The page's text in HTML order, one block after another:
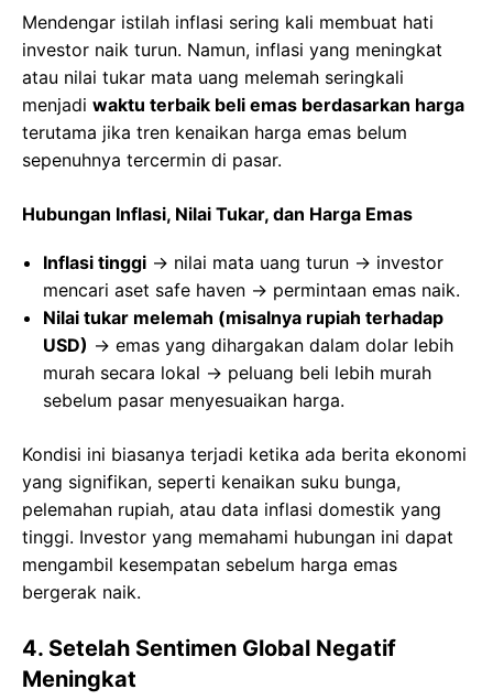
Mendengar istilah inflasi sering kali membuat hati
investor naik turun. Namun, inflasi yang meningkat
atau nilai tukar mata uang melemah seringkali
menjadi waktu terbaik beli emas berdasarkan harga
terutama jika tren kenaikan harga emas belum
sepenuhnya tercermin di pasar.
Hubungan Inflasi, Nilai Tukar, dan Harga Emas
Inflasi tinggi → nilai mata uang turun → investor
mencari aset safe haven → permintaan emas naik.
Nilai tukar melemah (misalnya rupiah terhadap
USD) → emas yang dihargakan dalam dolar lebih
murah secara lokal → peluang beli lebih murah
sebelum pasar menyesuaikan harga.
Kondisi ini biasanya terjadi ketika ada berita ekonomi
yang signifikan, seperti kenaikan suku bunga,
pelemahan rupiah, atau data inflasi domestik yang
tinggi. Investor yang memahami hubungan ini dapat
mengambil kesempatan sebelum harga emas
bergerak naik.
4. Setelah Sentimen Global Negatif
Meningkat